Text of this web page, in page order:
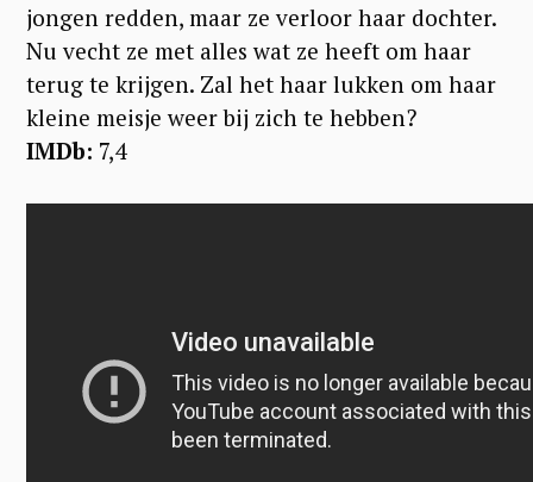
jongen redden, maar ze verloor haar dochter.
Nu vecht ze met alles wat ze heeft om haar
terug te krijgen. Zal het haar lukken om haar
kleine meisje weer bij zich te hebben?
IMDb: 7,4